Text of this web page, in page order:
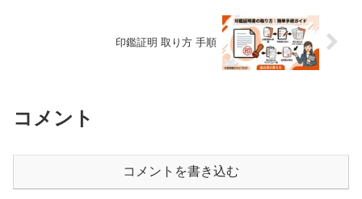
印鑑証明 取り方 手順
コメント
コメントを書き込む